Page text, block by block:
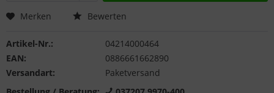
Merken Bewerten
Artikel-Nr.:
04214000464
EAN:
0886661662890
Versandart:
Paketversand